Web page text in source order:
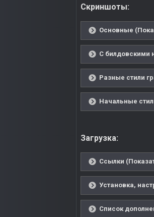
Скриншоты:
Основные
С билдовскими
Разные стили
Начальные
Загрузка:
Ссылки
Установка,
Список